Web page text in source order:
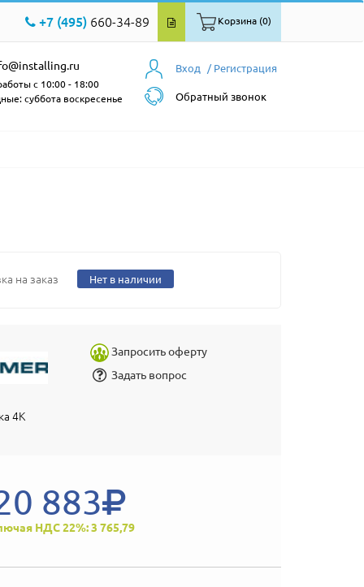
+7 (495) 660-34-89 Корзина (0)
Вход / Регистрация
Обратный звонок
с 10:00 - 18:00
суббота воскресенье
на заказ Нет в наличии
Запросить оферту
Задать вопрос
4К
883
НДС 22%: 3 765,79